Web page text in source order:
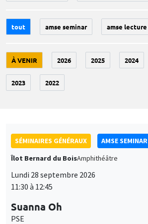
tout amse seminar amse lecture
À VENIR 2026 2025 2024
2023 2022
SÉMINAIRES GÉNÉRAUX
AMSE SEMINAR
Îlot Bernard du BoisAmphithéâtre
Lundi 28 septembre 2026
11:30 à 12:45
Suanna Oh
PSE